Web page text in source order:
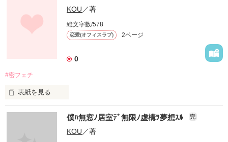
僕が愛した彼女は
地球から遥か38万キロ離れた
＊　＊　＊　＊
彼女が欠けた生活を送る『僕』の
崩壊と再生の物語
KOU ／著
総文字数/578
恋愛(オフィスラブ) 2ページ
0
#密フェチ
表紙を見る
僕ﾊ無窓ﾉ居室ﾃﾞ無限ﾉ虚構ｦ夢想ｽﾙ 完
KOU ／著